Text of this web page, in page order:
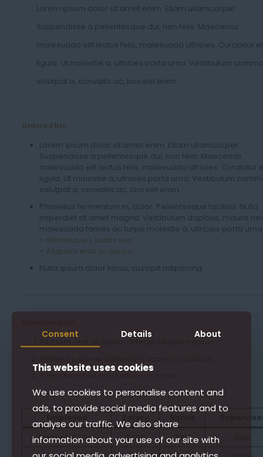
Lorem ipsum dolor sit amet enim. Etiam ullamcorper.
Suspendisse a pellentesque dui, non felis. Maecenas
malesuada elit lectus felis, malesuada ultricies. Curabitur
ligula. Ut molestie a, ultricies porta urna. Vestibulum
volutpat a, convallis ac, laoreet enim.
Ordered list:
Lorem ipsum dolor sit amet enim. Etiam ullamcorper.
Suspendisse a pellentesque dui, non felis. Maecenas
malesuada elit lectus felis, malesuada ultricies. Curabitur
ligula. Ut molestie a, ultricies porta urna. Vestibulum
volutpat a, convallis ac, laoreet enim.
Phasellus fermentum in, dolor. Pellentesque facilisis. Nulla
imperdiet sit amet magna. Vestibulum dapibus, mauris
malesuada fames ac turpis molestie a, ultricies porta urna
– Rhoncus eu, luctus wisi
– Aliquam erat ac ipsum
Nulla ipsum dolor lacus, suscipit adipiscing.
Stephen C. Cox
$300 $50
Consent Details About
This website uses cookies
We use cookies to personalise content and
ads, to provide social media features and to
analyse our traffic. We also share
information about your use of our site with